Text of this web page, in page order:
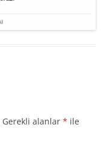
Gerekli alanlar * ile